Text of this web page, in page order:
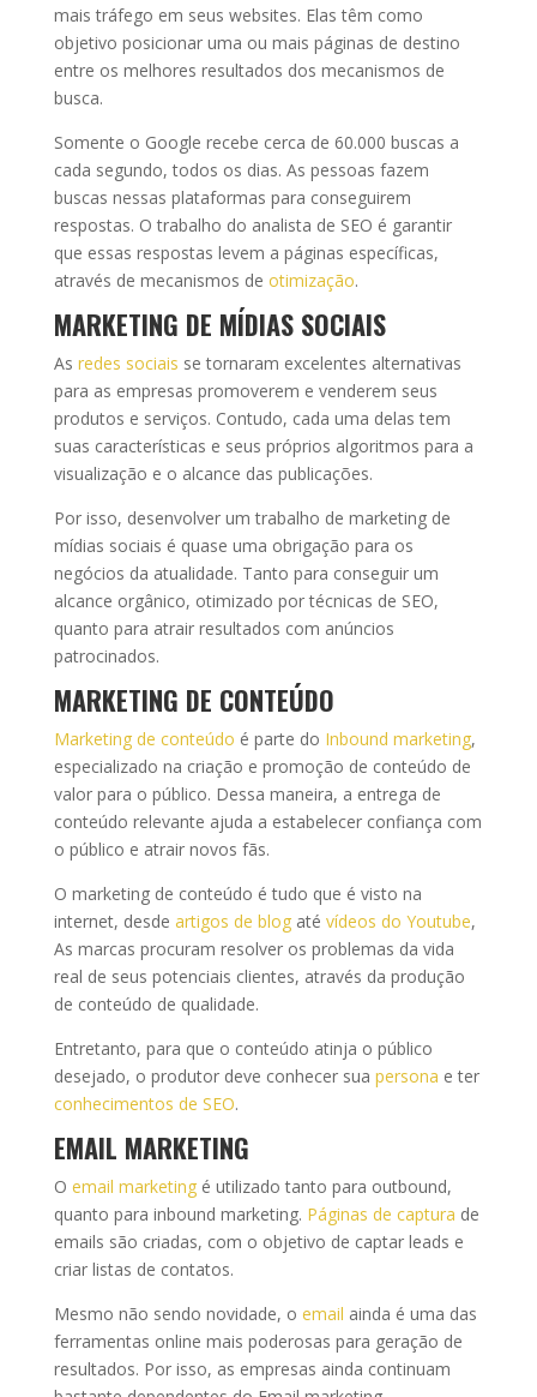
mais tráfego em seus websites. Elas têm como
objetivo posicionar uma ou mais páginas de destino
entre os melhores resultados dos mecanismos de
busca.
Somente o Google recebe cerca de 60.000 buscas a
cada segundo, todos os dias. As pessoas fazem
buscas nessas plataformas para conseguirem
respostas. O trabalho do analista de SEO é garantir
que essas respostas levem a páginas específicas,
através de mecanismos de otimização.
MARKETING DE MÍDIAS SOCIAIS
As redes sociais se tornaram excelentes alternativas
para as empresas promoverem e venderem seus
produtos e serviços. Contudo, cada uma delas tem
suas características e seus próprios algoritmos para a
visualização e o alcance das publicações.
Por isso, desenvolver um trabalho de marketing de
mídias sociais é quase uma obrigação para os
negócios da atualidade. Tanto para conseguir um
alcance orgânico, otimizado por técnicas de SEO,
quanto para atrair resultados com anúncios
patrocinados.
MARKETING DE CONTEÚDO
Marketing de conteúdo é parte do Inbound marketing,
especializado na criação e promoção de conteúdo de
valor para o público. Dessa maneira, a entrega de
conteúdo relevante ajuda a estabelecer confiança com
o público e atrair novos fãs.
O marketing de conteúdo é tudo que é visto na
internet, desde artigos de blogaté vídeos do Youtube,
As marcas procuram resolver os problemas da vida
real de seus potenciais clientes, através da produção
de conteúdo de qualidade.
Entretanto, para que o conteúdo atinja o público
desejado, o produtor deve conhecer sua persona e ter
conhecimentos de SEO.
EMAIL MARKETING
O email marketingé utilizado tanto para outbound,
quanto para inbound marketing. Páginas de captura de
emails são criadas, com o objetivo de captar leads e
criar listas de contatos.
Mesmo não sendo novidade, o email ainda é uma das
ferramentas online mais poderosas para geração de
resultados. Por isso, as empresas ainda continuam